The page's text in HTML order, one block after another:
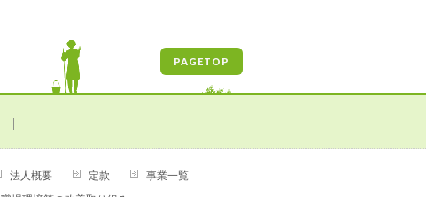
PAGETOP
法人概要 定款
事業一覧